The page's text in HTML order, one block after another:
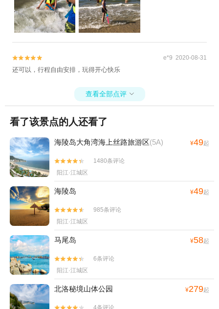

 e*9 2020-08-31
还可以，行程自由安排，玩得开心快乐
查看全部点评 
看了该景点的人还看了
海陵岛大角湾海上丝路旅游区(5A) ¥49起


1480条评论
阳江·江城区
海陵岛 ¥49起


985条评论
阳江·江城区
马尾岛 ¥58起


6条评论
阳江·江城区
北洛秘境山体公园 ¥279起

 4条评论